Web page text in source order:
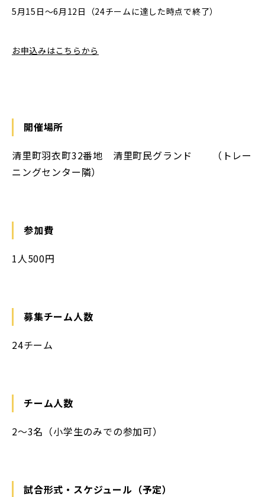
5月15日〜6月12日（24チームに達した時点で終了）
お申込みはこちらから
開催場所
清里町羽衣町32番地 清里町民グランド （トレー
ニングセンター隣）
参加費
1人500円
募集チーム人数
24チーム
チーム人数
2〜3名（小学生のみでの参加可）
試合形式・スケジュール（予定）